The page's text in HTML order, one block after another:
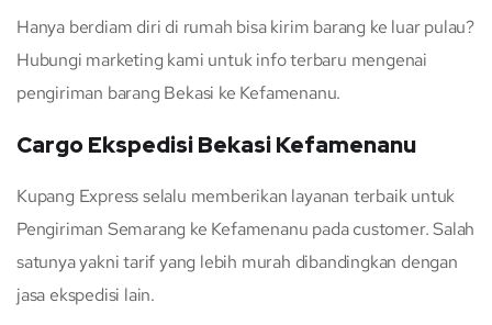
Hanya berdiam diri di rumah bisa kirim barang ke luar pulau?
Hubungi marketing kami untuk info terbaru mengenai
pengiriman barang Bekasi ke Kefamenanu.
Cargo Ekspedisi Bekasi Kefamenanu
Kupang Express selalu memberikan layanan terbaik untuk
Pengiriman Semarang ke Kefamenanu pada customer. Salah
satunya yakni tarif yang lebih murah dibandingkan dengan
jasa ekspedisi lain.